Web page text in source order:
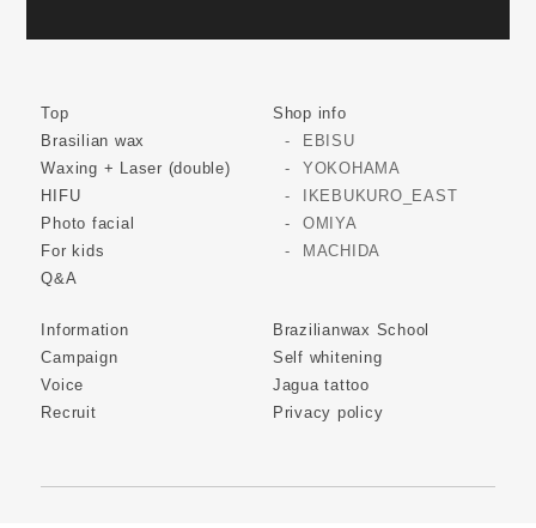
Top
Brasilian wax
Waxing + Laser (double)
HIFU
Photo facial
For kids
Q&A
Shop info
EBISU
YOKOHAMA
IKEBUKURO_EAST
OMIYA
MACHIDA
Information
Campaign
Voice
Recruit
Brazilianwax School
Self whitening
Jagua tattoo
Privacy policy